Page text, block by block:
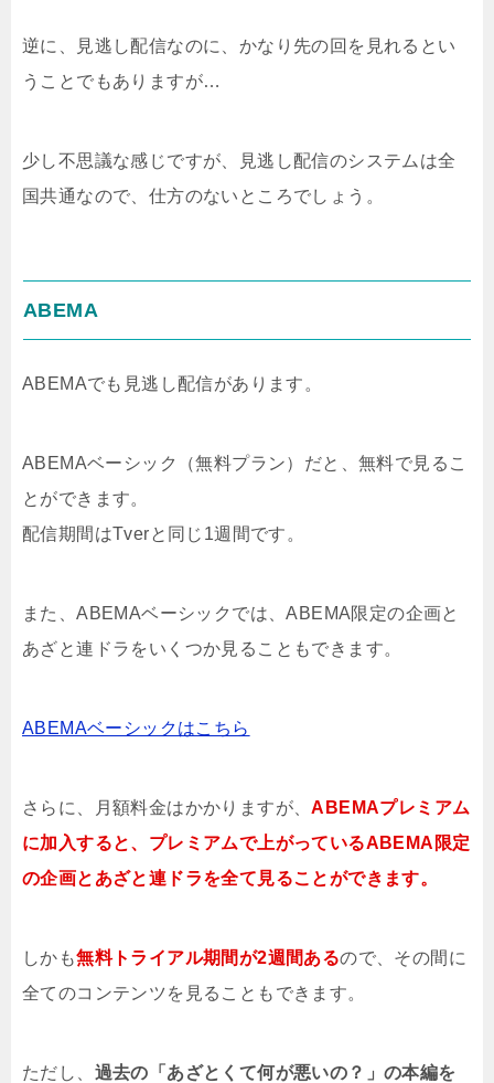
逆に、見逃し配信なのに、かなり先の回を見れるとい
うことでもありますが…
少し不思議な感じですが、見逃し配信のシステムは全
国共通なので、仕方のないところでしょう。
ABEMA
ABEMAでも見逃し配信があります。
ABEMAベーシック（無料プラン）だと、無料で見るこ
とができます。
配信期間はTverと同じ1週間です。
また、ABEMAベーシックでは、ABEMA限定の企画と
あざと連ドラをいくつか見ることもできます。
ABEMAベーシックはこちら
さらに、月額料金はかかりますが、ABEMAプレミアム
に加入すると、プレミアムで上がっているABEMA限定
の企画とあざと連ドラを全て見ることができます。
しかも無料トライアル期間が2週間あるので、その間に
全てのコンテンツを見ることもできます。
ただし、 過去の「あざとくて何が悪いの？」の本編を